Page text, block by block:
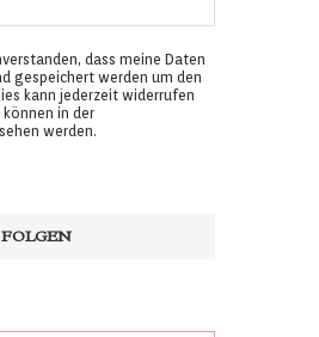
dass meine Daten
gespeichert werden um den
kann jederzeit widerrufen
in der
werden.